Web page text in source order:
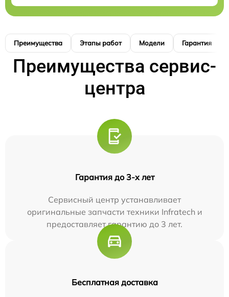
Преимущества Этапы работ Модели Гарантия
Преимущества сервис-
центра
Гарантия до 3-х лет
Сервисный центр устанавливает
оригинальные запчасти техники Infratech и
предоставляет гарантию до 3 лет.
Бесплатная доставка